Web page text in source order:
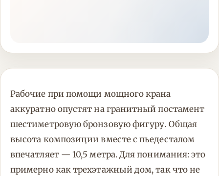
Рабочие при помощи мощного крана
аккуратно опустят на гранитный постамент
шестиметровую бронзовую фигуру. Общая
высота композиции вместе с пьедесталом
впечатляет — 10,5 метра. Для понимания: это
примерно как трехэтажный дом, так что не